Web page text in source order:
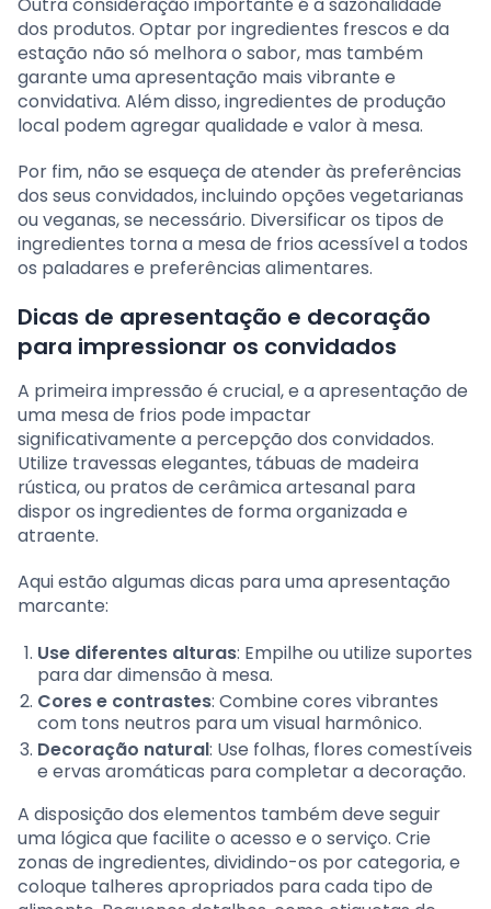
dos produtos. Optar por ingredientes frescos e da
estação não só melhora o sabor, mas também
garante uma apresentação mais vibrante e
convidativa. Além disso, ingredientes de produção
local podem agregar qualidade e valor à mesa.
Por fim, não se esqueça de atender às preferências
dos seus convidados, incluindo opções vegetarianas
ou veganas, se necessário. Diversificar os tipos de
ingredientes torna a mesa de frios acessível a todos
os paladares e preferências alimentares.
Dicas de apresentação e decoração
para impressionar os convidados
A primeira impressão é crucial, e a apresentação de
uma mesa de frios pode impactar
significativamente a percepção dos convidados.
Utilize travessas elegantes, tábuas de madeira
rústica, ou pratos de cerâmica artesanal para
dispor os ingredientes de forma organizada e
atraente.
Aqui estão algumas dicas para uma apresentação
marcante:
Use diferentes alturas: Empilhe ou utilize suportes
para dar dimensão à mesa.
Cores e contrastes: Combine cores vibrantes
com tons neutros para um visual harmônico.
Decoração natural: Use folhas, flores comestíveis
e ervas aromáticas para completar a decoração.
A disposição dos elementos também deve seguir
uma lógica que facilite o acesso e o serviço. Crie
zonas de ingredientes, dividindo-os por categoria, e
coloque talheres apropriados para cada tipo de